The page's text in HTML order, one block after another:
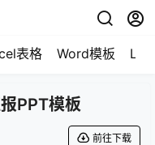
表格 Word模板
PPT模板
前往下载